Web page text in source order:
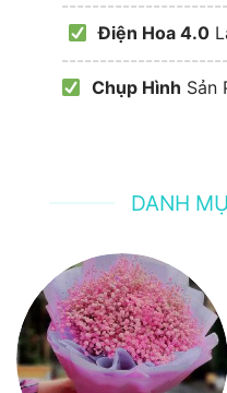
Điện Hoa 4.0
Chụp Hình Sản
DANH